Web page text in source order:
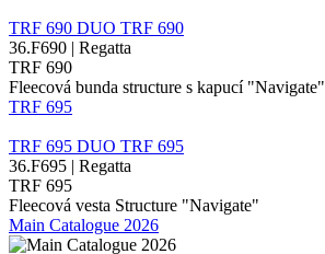
TRF 690 DUO TRF 690
36.F690 | Regatta
TRF 690
Fleecová bunda structure s kapucí "Navigate"
TRF 695
TRF 695 DUO TRF 695
36.F695 | Regatta
TRF 695
Fleecová vesta Structure "Navigate"
Main Catalogue 2026